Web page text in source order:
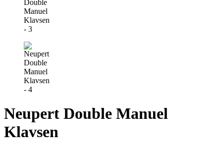
Neupert Double Manuel
Klavsen